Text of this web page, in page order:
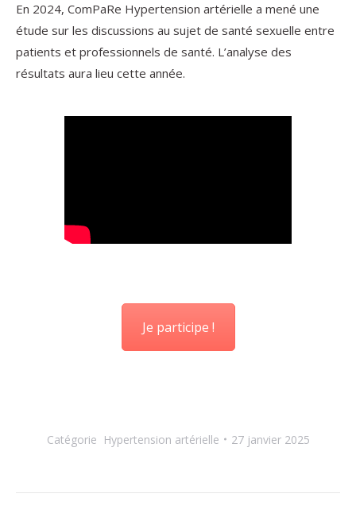
En 2024, ComPaRe Hypertension artérielle a mené une
étude sur les discussions au sujet de santé sexuelle entre
patients et professionnels de santé. L’analyse des
résultats aura lieu cette année.
Je participe !
Catégorie Hypertension artérielle 27 janvier 2025